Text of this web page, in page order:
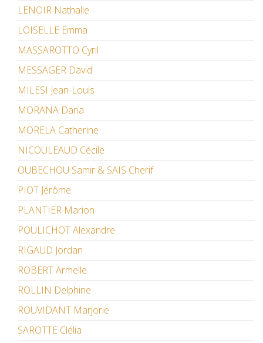
LENOIR Nathalie
LOISELLE Emma
MASSAROTTO Cyril
MESSAGER David
MILESI Jean-Louis
MORANA Daria
MORELA Catherine
NICOULEAUD Cécile
OUBECHOU Samir & SAÏS Cherif
PIOT Jérôme
PLANTIER Marion
POULICHOT Alexandre
RIGAUD Jordan
ROBERT Armelle
ROLLIN Delphine
ROUVIDANT Marjorie
SAROTTE Clélia